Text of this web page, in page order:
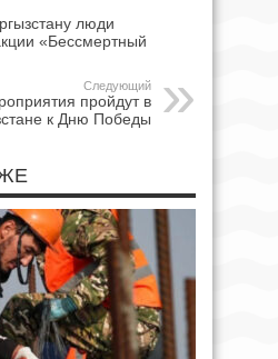
люди
«Бессмертный
Следующий
пройдут в
к Дню Победы